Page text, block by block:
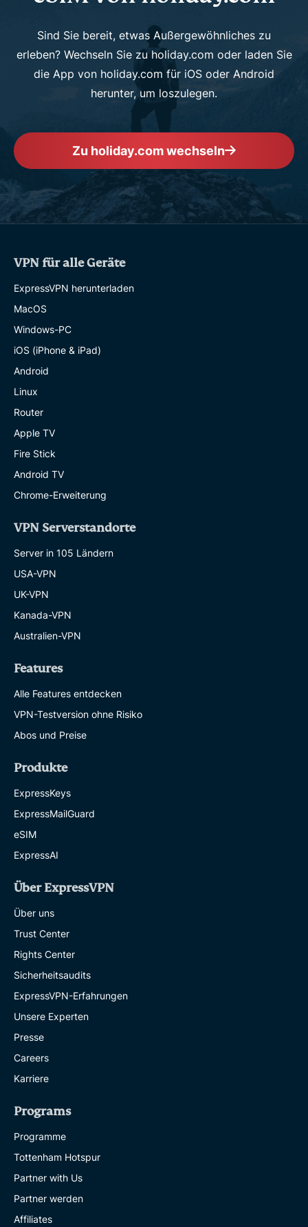
Sind Sie bereit, etwas Außergewöhnliches zu
erleben? Wechseln Sie zu holiday.com oder laden Sie
die App von holiday.com für iOS oder Android
herunter, um loszulegen.
Zu holiday.com wechseln
VPN für alle Geräte
ExpressVPN herunterladen
MacOS
Windows-PC
iOS (iPhone & iPad)
Android
Linux
Router
Apple TV
Fire Stick
Android TV
Chrome-Erweiterung
VPN Serverstandorte
Server in 105 Ländern
USA-VPN
UK-VPN
Kanada-VPN
Australien-VPN
Features
Alle Features entdecken
VPN-Testversion ohne Risiko
Abos und Preise
Produkte
ExpressKeys
ExpressMailGuard
eSIM
ExpressAI
Über ExpressVPN
Über uns
Trust Center
Rights Center
Sicherheitsaudits
ExpressVPN-Erfahrungen
Unsere Experten
Presse
Careers
Karriere
Programs
Programme
Tottenham Hotspur
Partner with Us
Partner werden
Affiliates